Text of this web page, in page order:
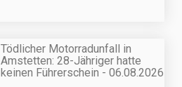
Tödlicher Motorradunfall in
Amstetten: 28-Jähriger hatte
keinen Führerschein - 06.08.2026